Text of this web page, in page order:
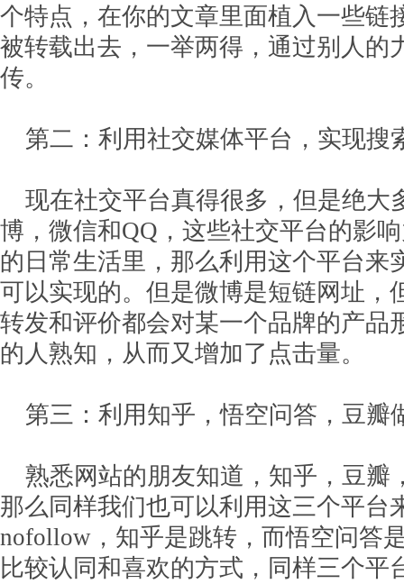
个特点，在你的文章里面植入一些链
被转载出去，一举两得，通过别人的
传。
第二：利用社交媒体平台，实现搜
现在社交平台真得很多，但是绝大
博，微信和QQ，这些社交平台的影
的日常生活里，那么利用这个平台来
可以实现的。但是微博是短链网址，
转发和评价都会对某一个品牌的产品
的人熟知，从而又增加了点击量。
第三：利用知乎，悟空问答，豆瓣
熟悉网站的朋友知道，知乎，豆瓣
那么同样我们也可以利用这三个平台
nofollow，知乎是跳转，而悟空问答
比较认同和喜欢的方式，同样三个平